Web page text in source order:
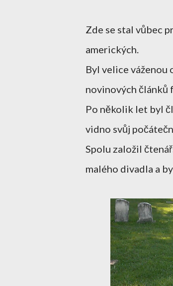
Zde se stal vůbec
amerických.
Byl velice váženou
novinových článků
Po několik let byl
vidno svůj
Spolu založil
malého divadla a